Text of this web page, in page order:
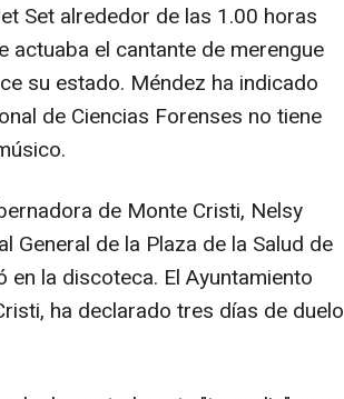
Set alrededor de las 1.00 horas
actuaba el cantante de merengue
su estado. Méndez ha indicado
de Ciencias Forenses no tiene
de Monte Cristi, Nelsy
General de la Plaza de la Salud de
la discoteca. El Ayuntamiento
ha declarado tres días de duelo